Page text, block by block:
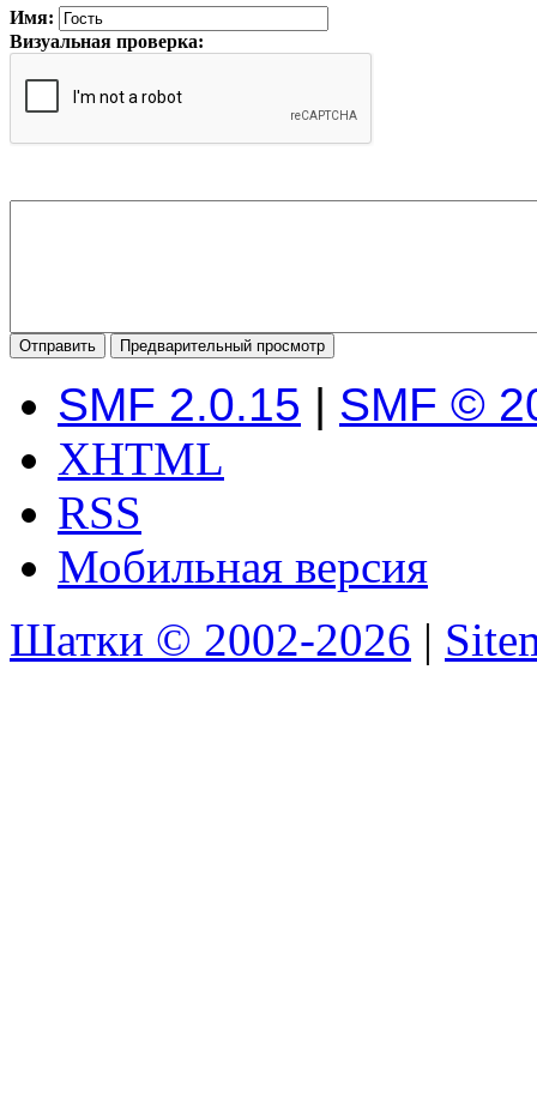
Имя:
Визуальная проверка:
SMF 2.0.15 | SMF ©
XHTML
RSS
Мобильная версия
Шатки © 2002-2026 |